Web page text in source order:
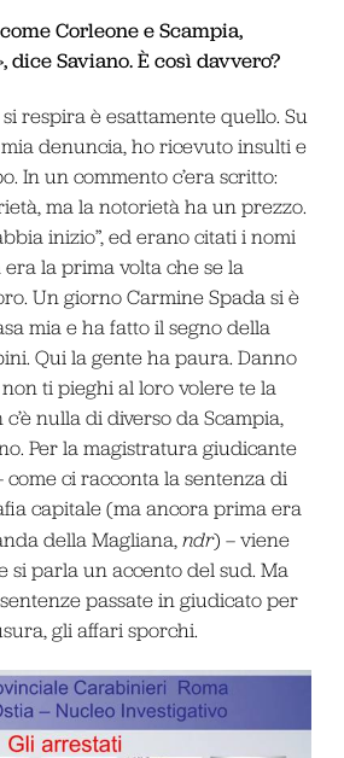
Corleone e Scampia,
Saviano. È così davvero?
respira è esattamente quello. Su
denuncia, ho ricevuto insulti e
In un commento c’era scritto:
ma la notorietà ha un prezzo.
inizio”, ed erano citati i nomi
la prima volta che se la
Un giorno Carmine Spada si è
mia e ha fatto il segno della
Qui la gente ha paura. Danno
ti pieghi al loro volere te la
nulla di diverso da Scampia,
Per la magistratura giudicante
come ci racconta la sentenza di
capitale (ma ancora prima era
della Magliana, ndr) – viene
si parla un accento del sud. Ma
passate in giudicato per
gli affari sporchi.